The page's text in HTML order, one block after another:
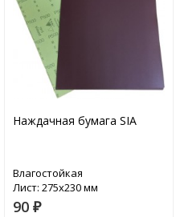
Наждачная бумага SIA
Влагостойкая
Лист: 275х230 мм
90 ₽